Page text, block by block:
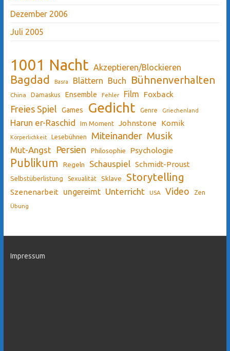
Dezember 2006
Juli 2005
1001 Nacht Akzeptieren/Blockieren
Bagdad Basra Blättern Buch Bühnenverhalten
China Damaskus Ensemble Fehler Film Foxback
Freies Spiel Games Gedicht Genre Griechenland
Harun er-Raschid Im Moment Johnstone Komik
Körperlichkeit Lesebühnen Miteinander Musik
Mut-Angst Persien Philosophie Psychologie
Publikum Regeln Schauspiel Schmidt-Proust
Selbstüberlistung Sexualität Sklave Storytelling
Szenenarbeit ungereimt Unterricht USA Video Zen
Übung
Impressum